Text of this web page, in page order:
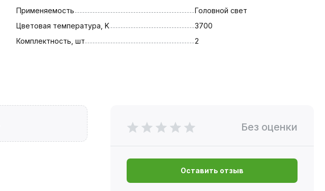
Применяемость
Головной свет
Цветовая температура, K
3700
Комплектность, шт
2
Без оценки
Оставить отзыв